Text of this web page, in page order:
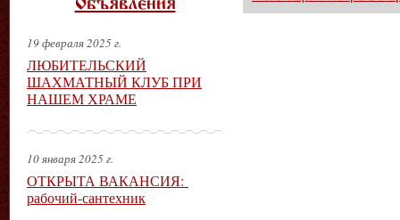
Объявления
19 февраля 2025 г.
ЛЮБИТЕЛЬСКИЙ
ШАХМАТНЫЙ КЛУБ ПРИ
НАШЕМ ХРАМЕ
10 января 2025 г.
ОТКРЫТА ВАКАНСИЯ:
рабочий-сантехник